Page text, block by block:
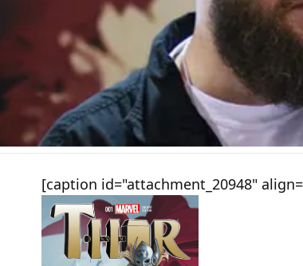
[caption id="attachment_20948"